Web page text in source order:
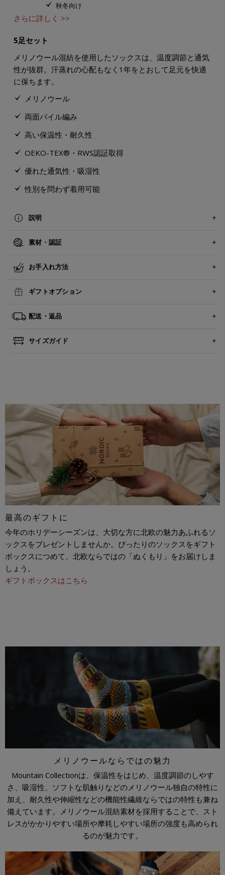
秋冬向け
さらに詳しく >>
5足セット
メリノウール混紡を使用したソックスは、温度調節と通気
性が抜群。汗蒸れの心配もなく1年をとおして足元を快適
に保ちます。
メリノウール
両面パイル編み
高い保温性・耐久性
OEKO-TEX®・RWS認証取得
優れた通気性・吸湿性
性別を問わず着用可能
説明
素材・認証
お手入れ方法
ギフトオプション
配送・返品
サイズガイド
最高のギフトに
今年のホリデーシーズンは、大切な方に北欧の魅力あふれるソ
ックスをプレゼントしませんか。ぴったりのソックスをギフト
ボックスにつめて、北欧ならではの「ぬくもり」をお届けしま
しょう。
ギフトボックスはこちら
メリノウールならではの魅力
Mountain Collectionは、保温性をはじめ、温度調節のしやす
さ、吸湿性、ソフトな肌触りなどのメリノウール独自の特性に
加え、耐久性や伸縮性などの機能性繊維ならではの特性も兼ね
備えています。メリノウール混紡素材を採用することで、スト
レスがかかりやすい場所や摩耗しやすい場所の強度も高められ
るのが魅力です。